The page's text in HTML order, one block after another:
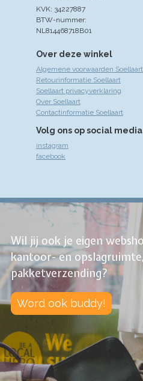
Over deze winkel
Algemene voorwaarden Soellaart
Retourinformatie Soellaart
Soellaart privacyverklaring
Over Soellaart
Contactinformatie Soellaart
Volg ons op social media
instagram
facebook
KVK: 34227887
BTW-nummer:
NL814468718B01
Wil jij ook je eigen
kantoor- en
pakketverzending?
Word ook buddy!